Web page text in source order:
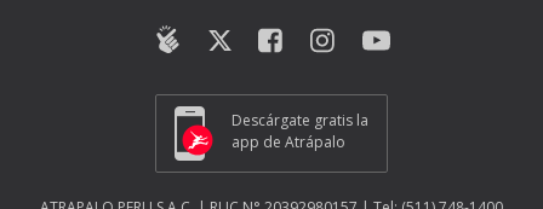
Descárgate gratis la
app de Atrápalo